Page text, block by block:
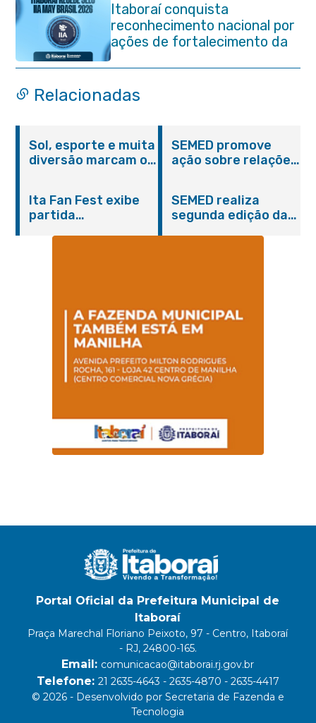
Itaboraí conquista
reconhecimento nacional por
ações de fortalecimento da
Auditoria Interna
Relacionadas
Sol, esporte e muita
diversão marcam o
Domingo no Parque
Paleontológico
SEMED promove
ação sobre relações
Ita Fan Fest exibe
partida
SEMED realiza
segunda edição da
Portal Oficial da Prefeitura Municipal de
Itaboraí
Praça Marechal Floriano Peixoto, 97 - Centro, Itaboraí
- RJ, 24800-165.
Email: comunicacao@itaborai.rj.gov.br
Telefone: 21 2635-4643 - 2635-4870 - 2635-4417
© 2026 - Desenvolvido por Secretaria de Fazenda e
Tecnologia